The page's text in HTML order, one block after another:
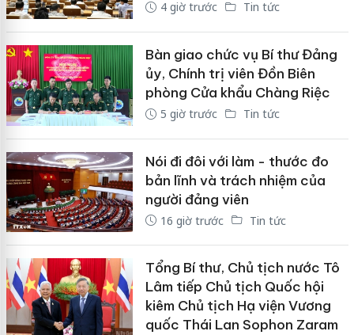
4 giờ trước Tin tức
Bàn giao chức vụ Bí thư Đảng
ủy, Chính trị viên Đồn Biên
phòng Cửa khẩu Chàng Riệc
5 giờ trước Tin tức
Nói đi đôi với làm - thước đo
bản lĩnh và trách nhiệm của
người đảng viên
16 giờ trước Tin tức
Tổng Bí thư, Chủ tịch nước Tô
Lâm tiếp Chủ tịch Quốc hội
kiêm Chủ tịch Hạ viện Vương
quốc Thái Lan Sophon Zaram